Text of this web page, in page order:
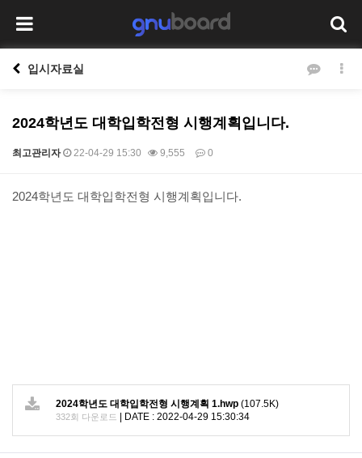
입시자료실
2024학년도 대학입학전형 시행계획입니다.
최고관리자 22-04-29 15:30 9,555 0
본문
2024학년도 대학입학전형 시행계획입니다.
2024학년도 대학입학전형 시행계획 1.hwp (107.5K)
332회 다운로드 DATE : 2022-04-29 15:30:34